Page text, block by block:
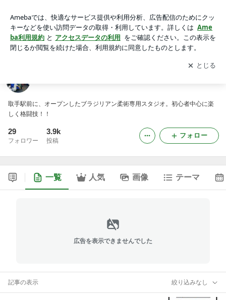
アプリをダウンロードして ブログの更新通知
を受け取りまし
ょう。
開く
取手駅前に、オープンしたブラジリアン柔術専用スタジオ。初心者中心に楽
しく格闘技！！
29
フォロワー
3.9k
投稿
フォロー
一覧 人気 画像 テーマ
広告を表示できませんでした
記事の表示 絞り込みなし